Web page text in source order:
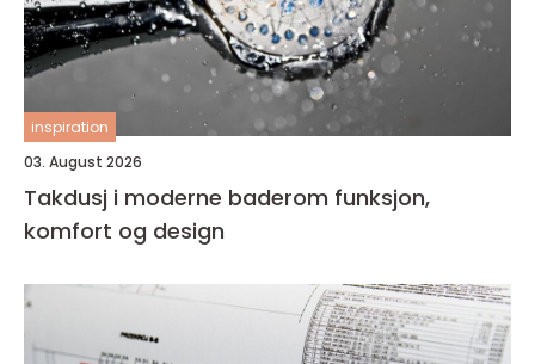
inspiration
03. August 2026
Takdusj i moderne baderom funksjon,
komfort og design